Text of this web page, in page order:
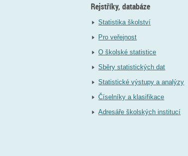
Rejstříky, databáze
Statistika školství
Pro veřejnost
O školské statistice
Sběry statistických dat
Statistické výstupy a analýzy
Číselníky a klasifikace
Adresáře školských institucí